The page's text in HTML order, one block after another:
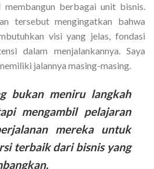
membangun berbagai unit bisnis.
tersebut mengingatkan bahwa
visi yang jelas, fondasi
dalam menjalankannya. Saya
jalannya masing-masing.
bukan meniru langkah
mengambil pelajaran
mereka untuk
terbaik dari bisnis yang